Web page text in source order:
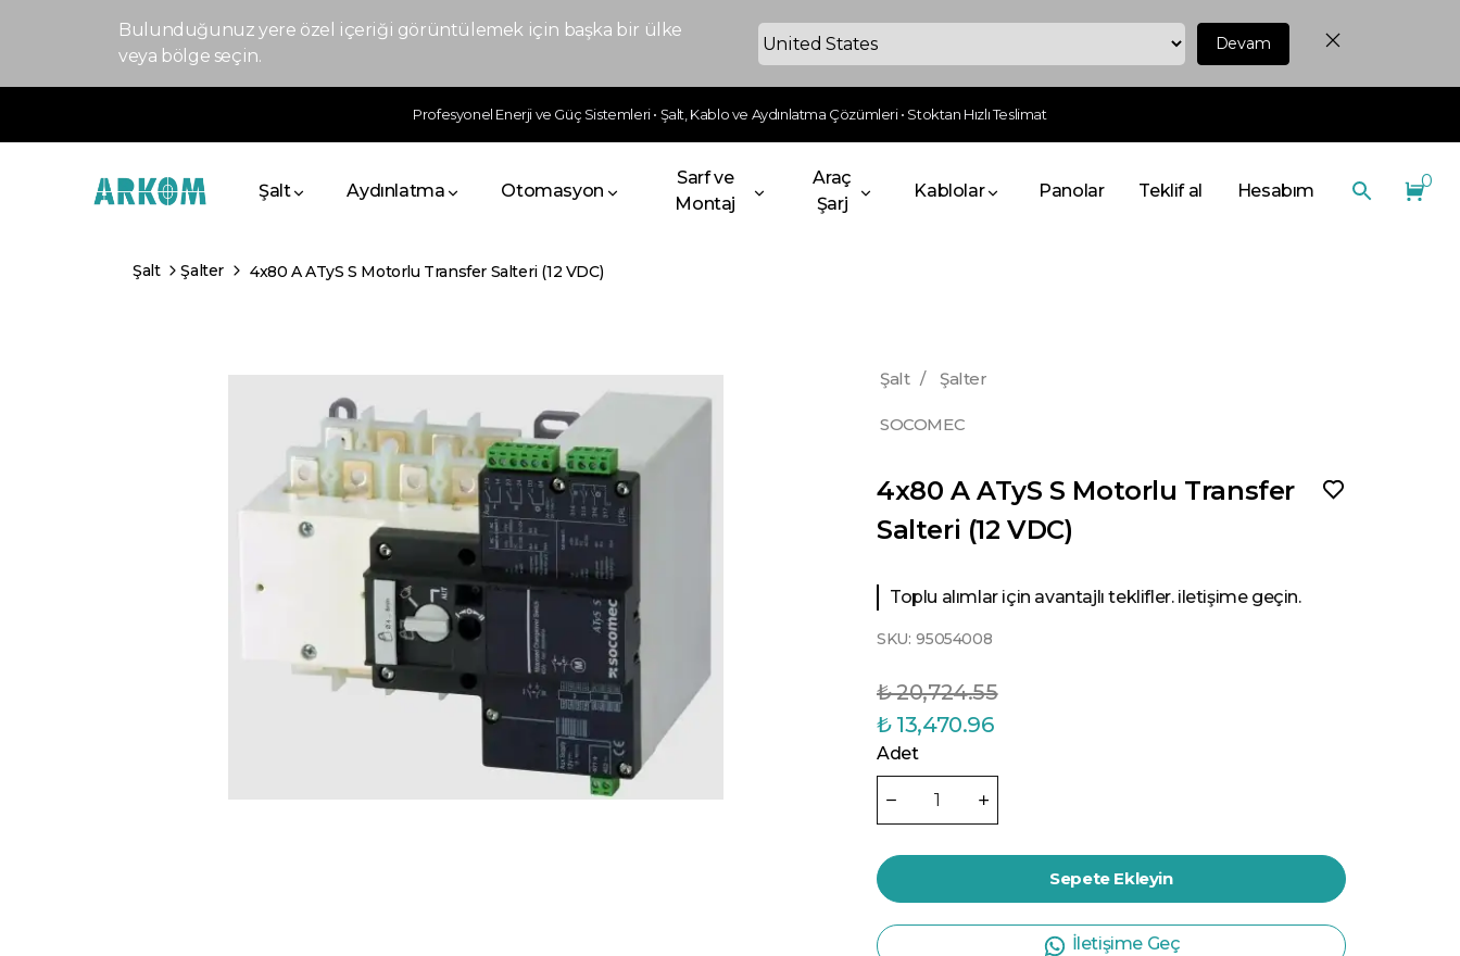
Bulunduğunuz yere özel içeriği görüntülemek için başka bir ülke
veya bölge seçin.
Devam
Profesyonel Enerji ve Güç Sistemleri • Şalt, Kablo ve Aydınlatma Çözümleri • Stoktan Hızlı Teslimat
Şalt Aydınlatma Otomasyon
Sarf ve
Montaj
Araç
Şarj
Kablolar Panolar Teklif al Hesabım 0
Şalt Şalter 4x80 A ATyS S Motorlu Transfer Salteri (12 VDC)
Şalt / Şalter
SOCOMEC
4x80 A ATyS S Motorlu Transfer
Salteri (12 VDC)
Toplu alımlar için avantajlı teklifler. iletişime geçin.
SKU: 95054008
₺ 20,724.55
₺ 13,470.96
Adet
Sepete Ekleyin
İletişime Geç